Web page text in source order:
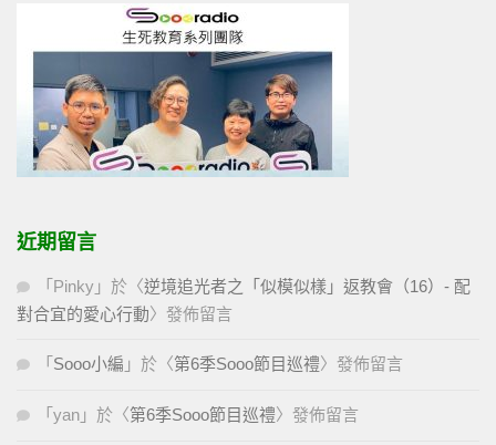
近期留言
「 Pinky 」於〈逆境追光者之「似模似樣」返教會（16）- 配
對合宜的愛心行動〉發佈留言
「 Sooo小編 」於〈第6季Sooo節目巡禮〉發佈留言
「 yan 」於〈第6季Sooo節目巡禮〉發佈留言